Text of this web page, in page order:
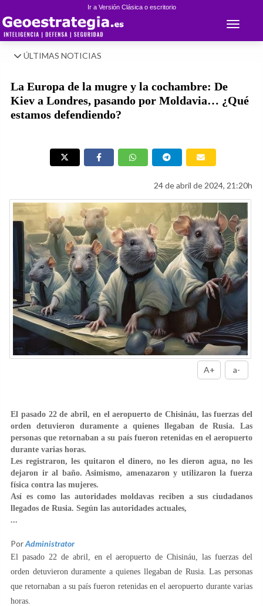
Ir a Versión Clásica o escritorio
Toggle
ÚLTIMAS NOTICIAS
La Europa de la mugre y la cochambre: De
Kiev a Londres, pasando por Moldavia… ¿Qué
estamos defendiendo?
24 de abril de 2024, 21:20h
A+ a-
El pasado 22 de abril, en el aeropuerto de Chisináu, las fuerzas del
orden detuvieron duramente a quienes llegaban de Rusia. Las
personas que retornaban a su país fueron retenidas en el aeropuerto
durante varias horas.
Les registraron, les quitaron el dinero, no les dieron agua, no les
dejaron ir al baño. Asimismo, amenazaron y utilizaron la fuerza
física contra las mujeres.
Así es como las autoridades moldavas reciben a sus ciudadanos
llegados de Rusia. Según las autoridades actuales,
...
PorAdministrator
El pasado 22 de abril, en el aeropuerto de Chisináu, las fuerzas del
orden detuvieron duramente a quienes llegaban de Rusia. Las personas
que retornaban a su país fueron retenidas en el aeropuerto durante varias
horas.